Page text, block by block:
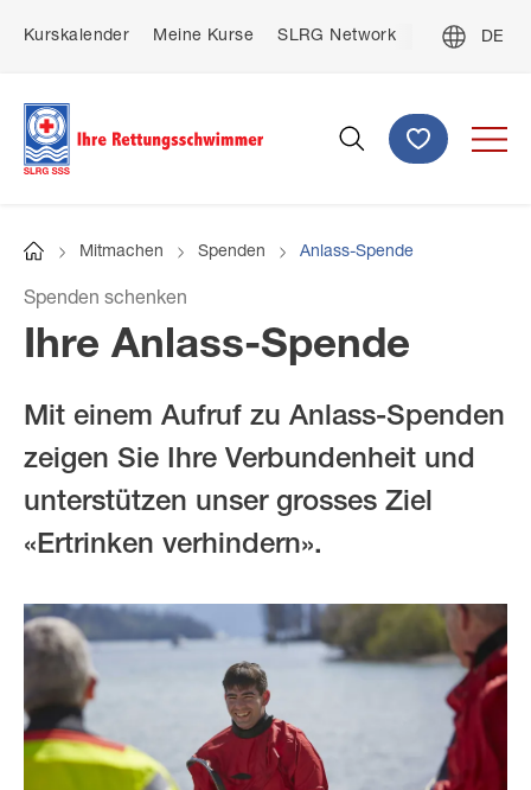
zumKurskalender Meine Kurse SLRG Network Kontakt
Suche Spenden
StartseiteMitmachen Spenden Anlass-Spende
Spenden schenken
Ihre Anlass-Spende
Mit einem Aufruf zu Anlass-Spenden
zeigen Sie Ihre Verbundenheit und
unterstützen unser grosses Ziel
«Ertrinken verhindern».